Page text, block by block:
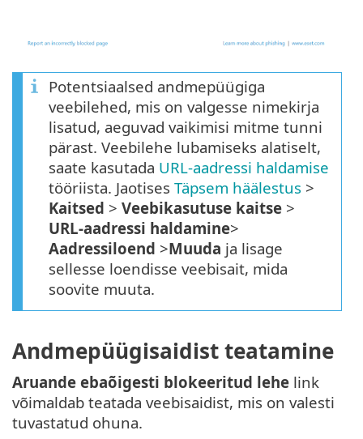
Potentsiaalsed andmepüügiga
veebilehed, mis on valgesse nimekirja
lisatud, aeguvad vaikimisi mitme tunni
pärast. Veebilehe lubamiseks alatiselt,
saate kasutada URL-aadressi haldamise
tööriista. Jaotises Täpsem häälestus >
Kaitsed > Veebikasutuse kaitse >
URL-aadressi haldamine>
Aadressiloend >Muuda ja lisage
sellesse loendisse veebisait, mida
soovite muuta.
Andmepüügisaidist teatamine
Aruande ebaõigesti blokeeritud lehe link
võimaldab teatada veebisaidist, mis on valesti
tuvastatud ohuna.